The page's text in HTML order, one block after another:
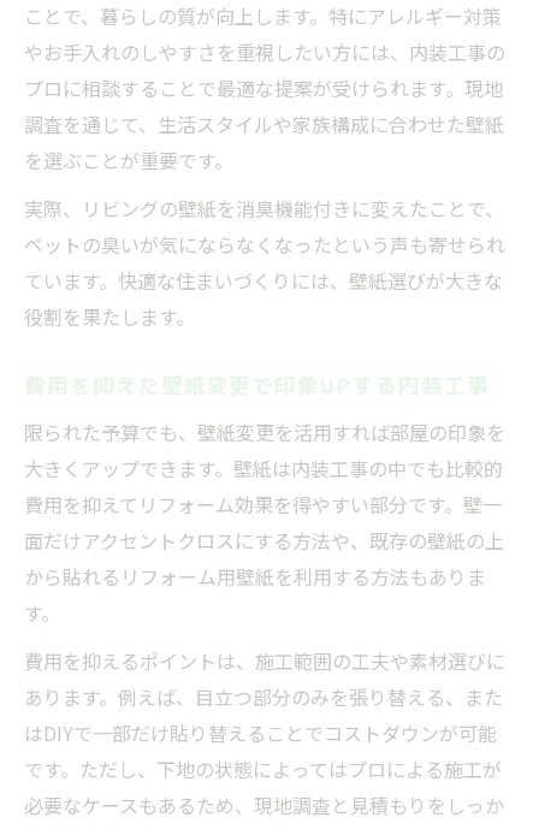
ことで、暮らしの質が向上します。特にアレルギー対策
やお手入れのしやすさを重視したい方には、内装工事の
プロに相談することで最適な提案が受けられます。現地
調査を通じて、生活スタイルや家族構成に合わせた壁紙
を選ぶことが重要です。
実際、リビングの壁紙を消臭機能付きに変えたことで、
ペットの臭いが気にならなくなったという声も寄せられ
ています。快適な住まいづくりには、壁紙選びが大きな
役割を果たします。
費用を抑えた壁紙変更で印象UPする内装工事
限られた予算でも、壁紙変更を活用すれば部屋の印象を
大きくアップできます。壁紙は内装工事の中でも比較的
費用を抑えてリフォーム効果を得やすい部分です。壁一
面だけアクセントクロスにする方法や、既存の壁紙の上
から貼れるリフォーム用壁紙を利用する方法もありま
す。
費用を抑えるポイントは、施工範囲の工夫や素材選びに
あります。例えば、目立つ部分のみを張り替える、また
はDIYで一部だけ貼り替えることでコストダウンが可能
です。ただし、下地の状態によってはプロによる施工が
必要なケースもあるため、現地調査と見積もりをしっか